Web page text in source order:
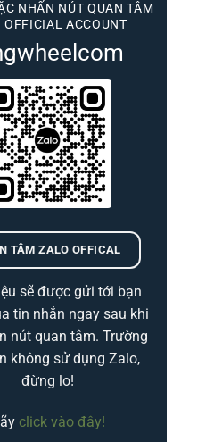
NHẤN NÚT QUAN TÂM
OFFICIAL ACCOUNT
TÂM ZALO OFFICAL
sẽ được gửi tới bạn
tin nhắn ngay sau khi
nút quan tâm. Trường
không sử dụng Zalo,
đừng lo!
click vào đây!